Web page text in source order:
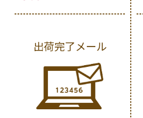
出荷完了メール